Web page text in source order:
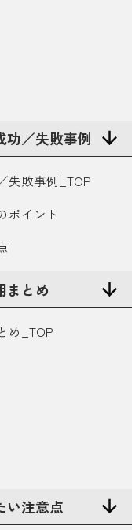
功／失敗事例
失敗事例_TOP
ポイント
まとめ
め_TOP
い注意点